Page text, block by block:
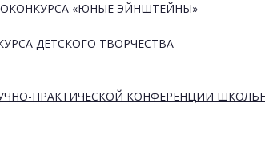
«ЮНЫЕ ЭЙНШТЕЙНЫ»
ДЕТСКОГО ТВОРЧЕСТВА
ПРАКТИЧЕСКОЙ КОНФЕРЕНЦИИ